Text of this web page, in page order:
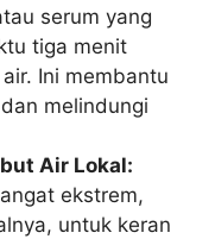
serum yang
tiga menit
Ini membantu
melindungi
Air Lokal:
ekstrem,
untuk keran